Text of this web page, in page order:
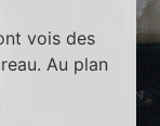
vois des
Au plan